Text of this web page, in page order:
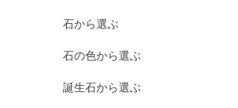
石から選ぶ
石の色から選ぶ
誕生石から選ぶ